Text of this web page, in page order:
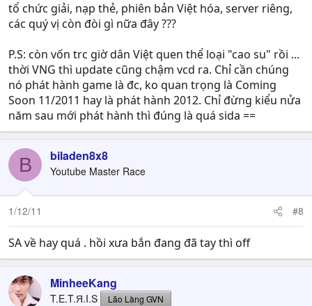
tổ chức giải, nạp thẻ, phiên bản Việt hóa, server riêng,
các quý vị còn đòi gì nữa đây ???
P.S: còn vốn trc giờ dân Việt quen thể loại "cao su" rồi ...
thời VNG thì update cũng chậm vcd ra. Chỉ cần chúng
nó phát hành game là đc, ko quan trọng là Coming
Soon 11/2011 hay là phát hành 2012. Chỉ đừng kiểu nửa
năm sau mới phát hành thì đúng là quá sida ==
B biladen8x8
Youtube Master Race
1/12/11 #8
SA về hay quá . hồi xưa bắn đang đã tay thì off
MinheeKang
T.E.T.Я.I.S Lão Làng GVN